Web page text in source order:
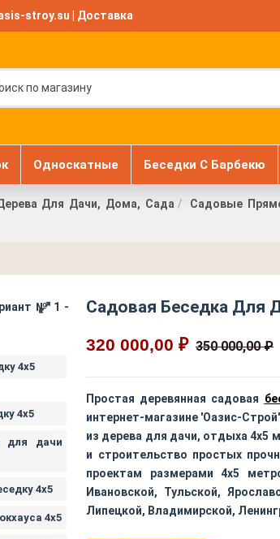
stroy.su Доставка
Односкатные Беседки С Барбекю
Для Дачи, Дома, Сада
Садовые
4х5
4х5
для дачи
4х5
4х5
Садовая Беседка Для
320 000,00 ₽ 350 000,00 ₽
Простая деревянная садовая
интернет-магазине 'Оазис-
из дерева для дачи, отдыха 4х5
и строительство простых
проектам размерами 4х5
Ивановской, Тульской,
Липецкой, Владимирской,